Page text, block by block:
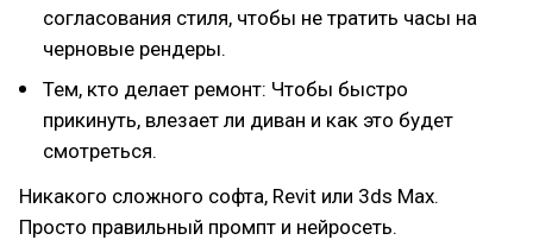
согласования стиля, чтобы не тратить часы на
черновые рендеры.
Тем, кто делает ремонт: Чтобы быстро
прикинуть, влезает ли диван и как это будет
смотреться.
Никакого сложного софта, Revit или 3ds Max.
Просто правильный промпт и нейросеть.